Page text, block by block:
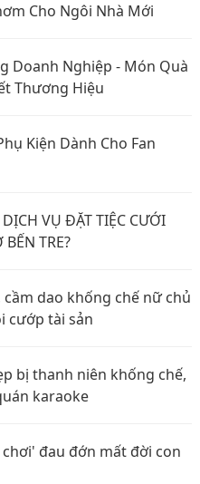
Cho Ngôi Nhà Mới
Doanh Nghiệp - Món Quà
Thương Hiệu
Kiện Dành Cho Fan
VỤ ĐẶT TIỆC CƯỚI
TRE?
dao khống chế nữ chủ
cướp tài sản
bị thanh niên khống chế,
karaoke
đau đớn mất đời con